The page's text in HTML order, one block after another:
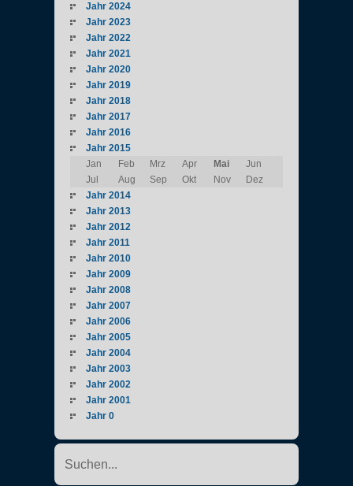
Jahr 2024
Jahr 2023
Jahr 2022
Jahr 2021
Jahr 2020
Jahr 2019
Jahr 2018
Jahr 2017
Jahr 2016
Jahr 2015
Jan
Feb Mrz Apr Mai
Jun
Jul
Aug Sep Okt Nov
Dez
Jahr 2014
Jahr 2013
Jahr 2012
Jahr 2011
Jahr 2010
Jahr 2009
Jahr 2008
Jahr 2007
Jahr 2006
Jahr 2005
Jahr 2004
Jahr 2003
Jahr 2002
Jahr 2001
Jahr 0